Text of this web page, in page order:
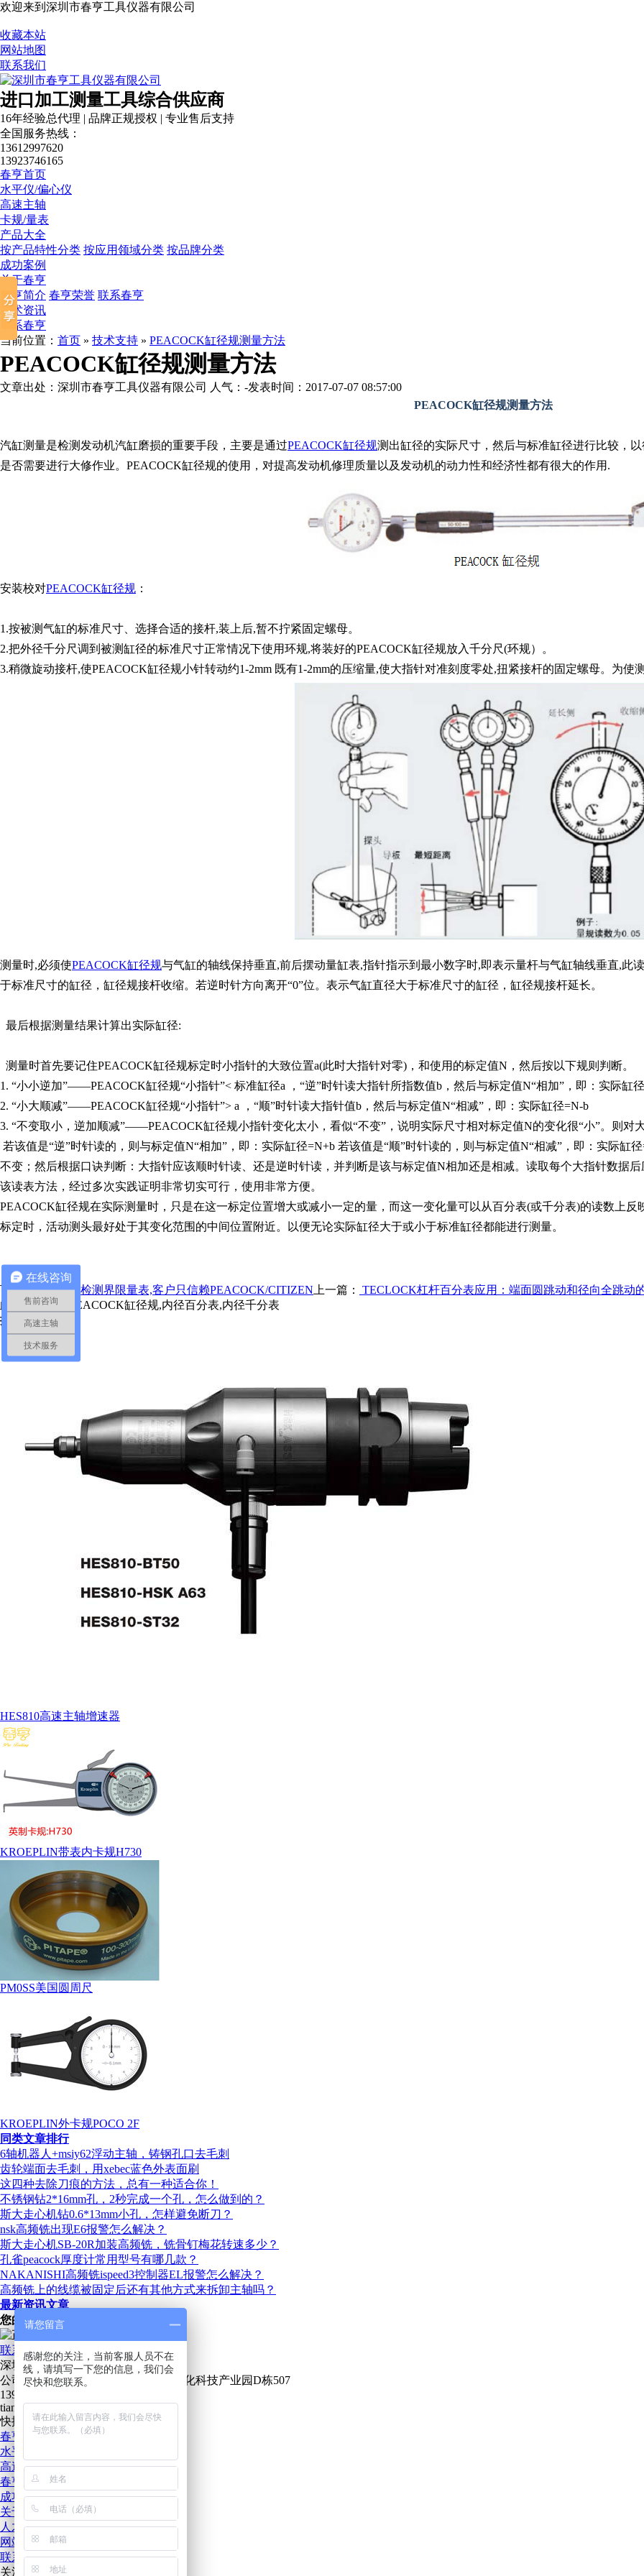
欢迎来到深圳市春亨工具仪器有限公司
收藏本站
网站地图
联系我们
进口加工测量工具综合供应商
16年经验总代理 | 品牌正规授权 | 专业售后支持
全国服务热线：
13612997620
13923746165
春亨首页
水平仪/偏心仪
高速主轴
卡规/量表
产品大全
按产品特性分类 按应用领域分类 按品牌分类
成功案例
关于春亨
春亨简介 春亨荣誉 联系春亨
技术资讯
联系春亨
当前位置： 首页 » 技术支持 » PEACOCK缸径规测量方法
PEACOCK缸径规测量方法
文章出处：深圳市春亨工具仪器有限公司 人气： -发表时间：2017-07-07 08:57:00
PEACOCK缸径规测量方法
汽缸测量是检测发动机汽缸磨损的重要手段，主要是通过PEACOCK缸径规测出缸径的实际尺寸，然后与标准缸径进行比较，
是否需要进行大修作业。PEACOCK缸径规的使用，对提高发动机修理质量以及发动机的动力性和经济性都有很大的作用.
安装校对PEACOCK缸径规 ：
1.按被测气缸的标准尺寸、选择合适的接杆,装上后,暂不拧紧固定螺母。
2.把外径千分尺调到被测缸径的标准尺寸正常情况下使用环规,将装好的PEACOCK缸径规放入千分尺(环规）。
3.稍微旋动接杆,使PEACOCK缸径规小针转动约1-2mm 既有1-2mm的压缩量,使大指针对准刻度零处,扭紧接杆的固定螺母。为使
测量时,必须使PEACOCK缸径规与气缸的轴线保持垂直,前后摆动量缸表,指针指示到最小数字时,即表示量杆与气缸轴线垂直,此
于标准尺寸的缸径，缸径规接杆收缩。若逆时针方向离开“0”位。表示气缸直径大于标准尺寸的缸径，缸径规接杆延长。
最后根据测量结果计算出实际缸径:
测量时首先要记住PEACOCK缸径规标定时小指针的大致位置a(此时大指针对零)，和使用的标定值N，然后按以下规则判断。
1. “小小逆加”——PEACOCK缸径规“小指针”< 标准缸径a ，“逆”时针读大指针所指数值b，然后与标定值N“相加”，即：实际缸
2. “小大顺减”——PEACOCK缸径规“小指针”> a ，“顺”时针读大指针值b，然后与标定值N“相减”，即：实际缸径=N-b
3. “不变取小，逆加顺减”——PEACOCK缸径规小指针变化太小，看似“不变”，说明实际尺寸相对标定值N的变化很“小”。则对
若该值是“逆”时针读的，则与标定值N“相加”，即：实际缸径=N+b 若该值是“顺”时针读的，则与标定值N“相减”，即：实际
不变；然后根据口诀判断：大指针应该顺时针读、还是逆时针读，并判断是该与标定值N相加还是相减。读取每个大指针数据
该读表方法，经过多次实践证明非常切实可行，使用非常方便。
PEACOCK缸径规在实际测量时，只是在这一标定位置增大或减小一定的量，而这一变化量可以从百分表(或千分表)的读数上
标定时，活动测头最好处于其变化范围的中间位置附近。以便无论实际缸径大于或小于标准缸径都能进行测量。
下一篇：自动化检测界限量表,客户只信赖PEACOCK/CITIZEN 上一篇：
TECLOCK杠杆百分表应用：端面圆跳动和径向全跳动
此文关键字：
PEACOCK缸径规,内径百分表,内径千分表
推荐产品
HES810高速主轴增速器
KROEPLIN带表内卡规H730
PM0SS美国圆周尺
KROEPLIN外卡规POCO 2F
同类文章排行
6轴机器人+msiy62浮动主轴，铸钢孔口去毛刺
齿轮端面去毛刺，用xebec蓝色外表面刷
这四种去除刀痕的方法，总有一种适合你！
不锈钢钻2*16mm孔，2秒完成一个孔，怎么做到的？
斯大走心机钻0.6*13mm小孔，怎样避免断刀？
nsk高频铣出现E6报警怎么解决？
斯大走心机SB-20R加装高频铣，铣骨钉梅花转速多少？
孔雀peacock厚度计常用型号有哪几款？
NAKANISHI高频铣ispeed3控制器EL报警怎么解决？
高频铣上的线缆被固定后还有其他方式来拆卸主轴吗？
最新资讯文章
您的浏览历史
联系我们CONTACT US
深圳市春亨工具仪器有限公司
公司地址：深圳市宝安49区华创达文化科技产业园D栋507
13923746165
tianguoxiu@prosperoustooling.com.cn
快捷导航MENU
春亨首页
水平仪
高速主轴
春亨产品
成功案例
关于春亨
人才招聘
网站地图
联系春亨
关注我们
QR CODE
在线咨询
售前咨询
高速主轴
技术服务
请您留言
感谢您的关注，当前客服人员不在
线，请填写一下您的信息，我们会
尽快和您联系。